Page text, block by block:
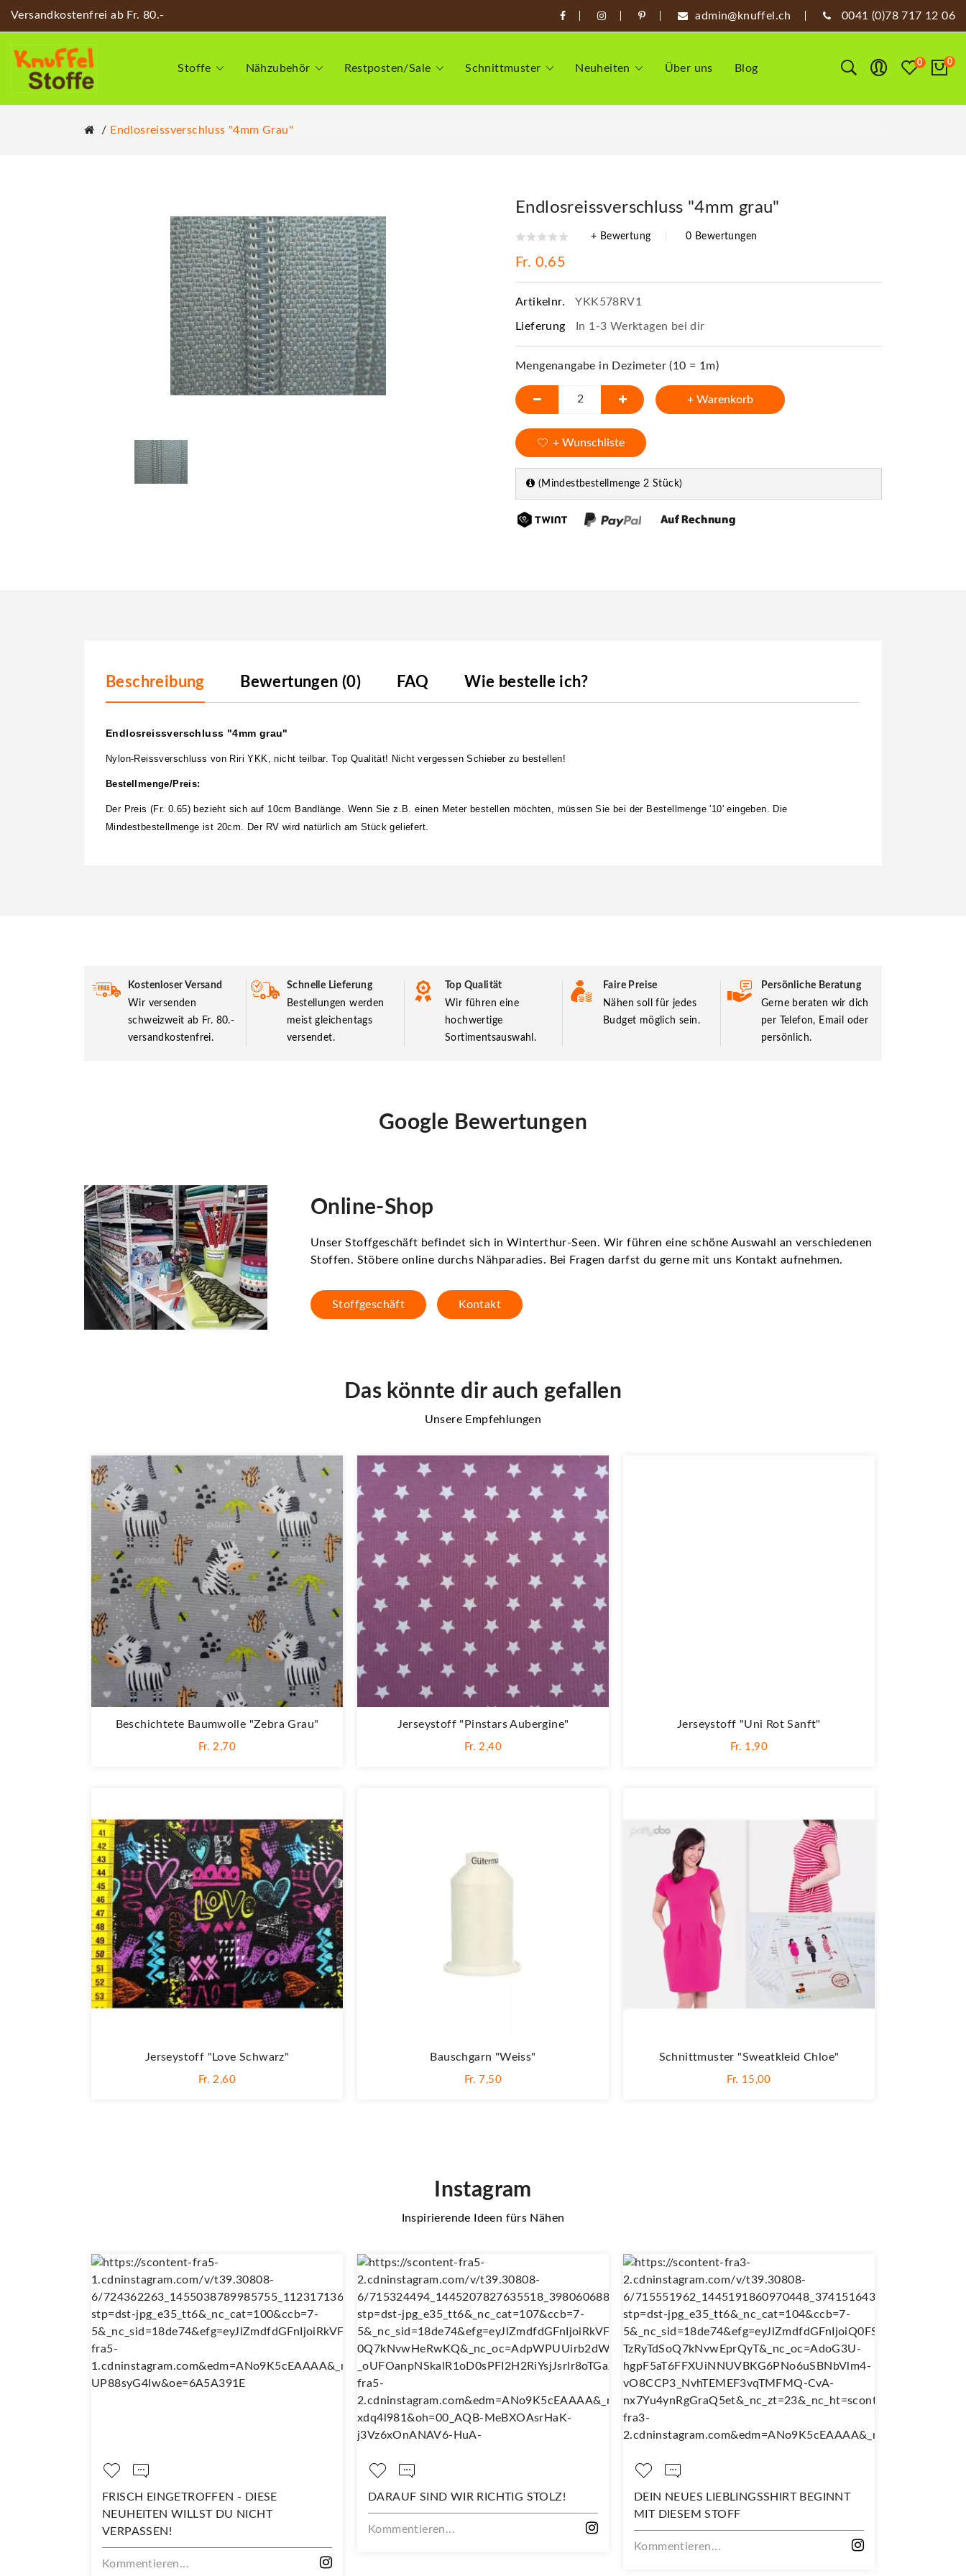
Versandkostenfrei ab Fr. 80.- admin@knuffel.ch 0041 (0)78 717 12 06
Stoffe Nähzubehör Restposten/Sale Schnittmuster Neuheiten Über uns Blog 0 0
Endlosreissverschluss "4mm Grau"
Endlosreissverschluss "4mm grau"
+ Bewertung 0 Bewertungen
Fr. 0,65
Artikelnr. YKK578RV1
Lieferung In 1-3 Werktagen bei dir
Mengenangabe in Dezimeter (10 = 1m)
+ Warenkorb
+ Wunschliste
(Mindestbestellmenge 2 Stück)
Beschreibung Bewertungen (0) FAQ Wie bestelle ich?
Endlosreissverschluss "4mm grau"
Nylon-Reissverschluss von Riri YKK, nicht teilbar. Top Qualität! Nicht vergessen Schieber zu bestellen!
Bestellmenge/Preis:
Der Preis (Fr. 0.65) bezieht sich auf 10cm Bandlänge. Wenn Sie z.B. einen Meter bestellen möchten, müssen Sie bei der Bestellmenge '10' eingeben. Die
Mindestbestellmenge ist 20cm. Der RV wird natürlich am Stück geliefert.
Kostenloser Versand
Wir versenden
schweizweit ab Fr. 80.-
versandkostenfrei.
Schnelle Lieferung
Bestellungen werden
meist gleichentags
versendet.
Top Qualität
Wir führen eine
hochwertige
Sortimentsauswahl.
Faire Preise
Nähen soll für jedes
Budget möglich sein.
Persönliche Beratung
Gerne beraten wir dich
per Telefon, Email oder
persönlich.
Google Bewertungen
Online-Shop
Unser Stoffgeschäft befindet sich in Winterthur-Seen. Wir führen eine schöne Auswahl an verschiedenen
Stoffen. Stöbere online durchs Nähparadies. Bei Fragen darfst du gerne mit uns Kontakt aufnehmen.
Stoffgeschäft Kontakt
Das könnte dir auch gefallen
Unsere Empfehlungen
Beschichtete Baumwolle "Zebra Grau"
Fr. 2,70
Jerseystoff "Love Schwarz"
Fr. 2,60
Jerseystoff "Pinstars Aubergine"
Fr. 2,40
Bauschgarn "weiss"
Fr. 7,50
Jerseystoff "Uni Rot Sanft"
Fr. 1,90
Schnittmuster "Sweatkleid Chloe"
Fr. 15,00
Instagram
Inspirierende Ideen fürs Nähen
FRISCH EINGETROFFEN - DIESE
NEUHEITEN WILLST DU NICHT
VERPASSEN!
Kommentieren...
DARAUF SIND WIR RICHTIG STOLZ!
Kommentieren...
DEIN NEUES LIEBLINGSSHIRT BEGINNT
MIT DIESEM STOFF
Kommentieren...